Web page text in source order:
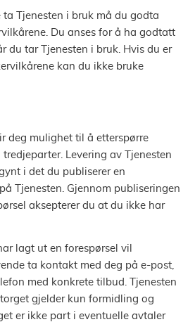
ta Tjenesten i bruk må du godta
Du anses for å ha godtatt
du tar Tjenesten i bruk. Hvis du er
kan du ikke bruke
deg mulighet til å etterspørre
tredjeparter. Levering av Tjenesten
i det du publiserer en
Tjenesten. Gjennom publiseringen
aksepterer du at du ikke har
lagt ut en forespørsel vil
ta kontakt med deg på e-post,
med konkrete tilbud. Tjenesten
gjelder kun formidling og
er ikke part i eventuelle avtaler